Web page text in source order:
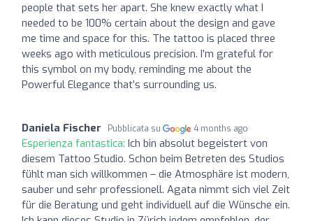
people that sets her apart. She knew exactly what I
needed to be 100% certain about the design and gave
me time and space for this. The tattoo is placed three
weeks ago with meticulous precision. I’m grateful for
this symbol on my body, reminding me about the
Powerful Elegance that’s surrounding us.
Daniela Fischer Pubblicata su 4 months ago
Esperienza fantastica: Ich bin absolut begeistert von
diesem Tattoo Studio. Schon beim Betreten des Studios
fühlt man sich willkommen – die Atmosphäre ist modern,
sauber und sehr professionell. Agata nimmt sich viel Zeit
für die Beratung und geht individuell auf die Wünsche ein.